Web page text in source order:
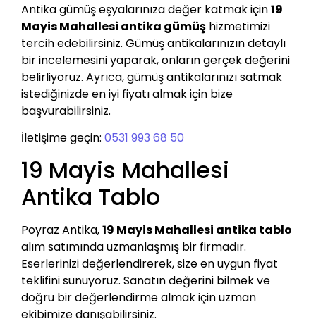
Antika gümüş eşyalarınıza değer katmak için19
Mayis Mahallesi antika gümüş hizmetimizi
tercih edebilirsiniz. Gümüş antikalarınızın detaylı
bir incelemesini yaparak, onların gerçek değerini
belirliyoruz. Ayrıca, gümüş antikalarınızı satmak
istediğinizde en iyi fiyatı almak için bize
başvurabilirsiniz.
İletişime geçin: 0531 993 68 50
19 Mayis Mahallesi
Antika Tablo
Poyraz Antika,19 Mayis Mahallesi antika tablo
alım satımında uzmanlaşmış bir firmadır.
Eserlerinizi değerlendirerek, size en uygun fiyat
teklifini sunuyoruz. Sanatın değerini bilmek ve
doğru bir değerlendirme almak için uzman
ekibimize danışabilirsiniz.